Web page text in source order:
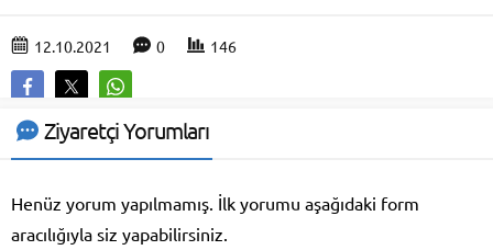
12.10.2021 0 146
Ziyaretçi Yorumları
Henüz yorum yapılmamış. İlk yorumu aşağıdaki form
aracılığıyla siz yapabilirsiniz.